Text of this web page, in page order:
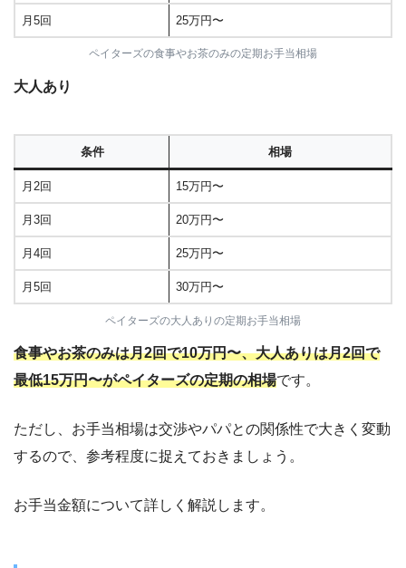
月5回 25万円〜
ペイターズの食事やお茶のみの定期お手当相場
大人あり
条件 相場
月2回 15万円〜
月3回 20万円〜
月4回 25万円〜
月5回 30万円〜
ペイターズの大人ありの定期お手当相場
食事やお茶のみは月2回で10万円〜、大人ありは月2回で
最低15万円〜がペイターズの定期の相場です。
ただし、お手当相場は交渉やパパとの関係性で大きく変動
するので、参考程度に捉えておきましょう。
お手当金額について詳しく解説します。